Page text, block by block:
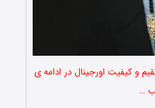
و کیفیت اورجینال در ادامه ی
…